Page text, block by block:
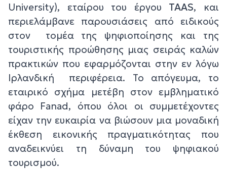
University), εταίρου του έργου TAAS, και
περιελάμβανε παρουσιάσεις από ειδικούς
στον τομέα της ψηφιοποίησης και της
τουριστικής προώθησης μιας σειράς καλών
πρακτικών που εφαρμόζονται στην εν λόγω
Ιρλανδική περιφέρεια. Το απόγευμα, το
εταιρικό σχήμα μετέβη στον εμβληματικό
φάρο Fanad, όπου όλοι οι συμμετέχοντες
είχαν την ευκαιρία να βιώσουν μια μοναδική
έκθεση εικονικής πραγματικότητας που
αναδεικνύει τη δύναμη του ψηφιακού
τουρισμού.